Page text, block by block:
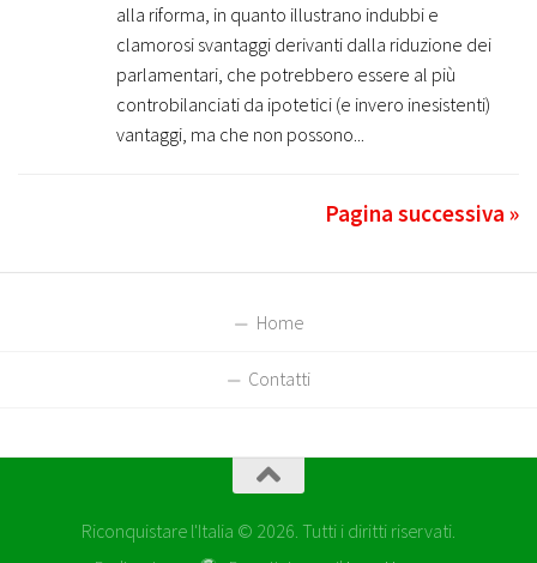
alla riforma, in quanto illustrano indubbi e
clamorosi svantaggi derivanti dalla riduzione dei
parlamentari, che potrebbero essere al più
controbilanciati da ipotetici (e invero inesistenti)
vantaggi, ma che non possono...
Pagina successiva »
Home
Contatti
Riconquistare l'Italia © 2026. Tutti i diritti riservati.